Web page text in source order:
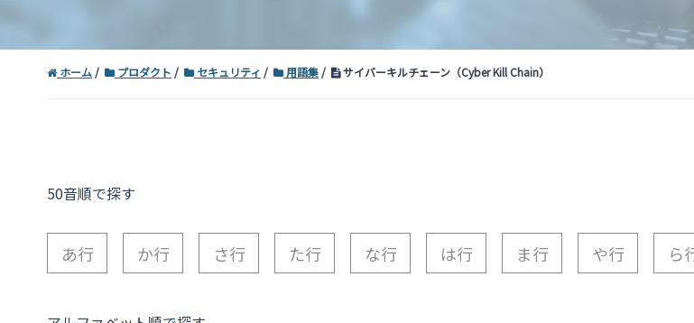
ホーム プロダクト セキュリティ 用語集 サイバーキルチェーン（Cyber Kill Chain）
50音順で探す
あ行 か行 さ行 た行 な行 は行 ま行 や行 ら